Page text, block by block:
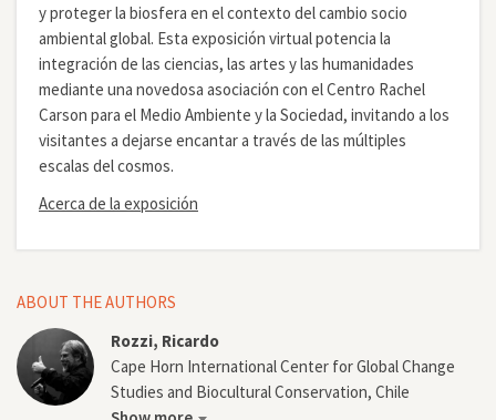
y proteger la biosfera en el contexto del cambio socio
ambiental global. Esta exposición virtual potencia la
integración de las ciencias, las artes y las humanidades
mediante una novedosa asociación con el Centro Rachel
Carson para el Medio Ambiente y la Sociedad, invitando a los
visitantes a dejarse encantar a través de las múltiples
escalas del cosmos.
Acerca de la exposición
ABOUT THE AUTHORS
Rozzi, Ricardo
Cape Horn International Center for Global Change
Studies and Biocultural Conservation, Chile